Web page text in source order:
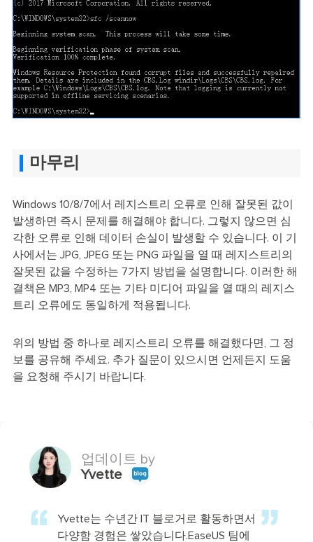
마무리
Windows 10/8/7에서 레지스트리 오류로 인해 잘못된 값이
발생하면 즉시 문제를 해결해야 합니다. 그렇지 않으면 심
각한 오류로 인해 데이터 손실이 발생할 수 있습니다. 이 기
사에서는 JPG, JPEG 또는 PNG 파일을 열 때 레지스트리의
잘못된 값을 수정하는 7가지 방법을 설명합니다. 이러한 해
결책은 MP3, MP4 또는 기타 미디어 파일을 열 때의 레지스
트리 오류에도 동일하게 적용됩니다.
위의 방법 중 하나로 레지스트리 오류를 해결했다면, 그 정
보를 공유해 주세요. 추가 질문이 있으시면 언제든지 도움
을 요청해 주시기 바랍니다.
업데이트 by
Yvette
Yvette는 수년간 IT 블로거로 활동하면서
다양함 경험은 쌓았습니다.EaseUS 팀에